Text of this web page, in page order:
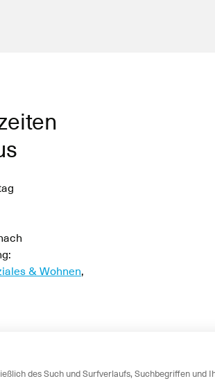
des Such und Surfverlaufs, Suchbegriffen und
& Wohnen,